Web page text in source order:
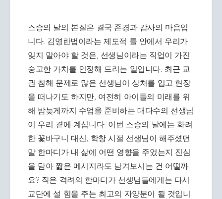
스승의 날의 본질은 결국 존경과 감사의 마음입
니다. 김영란법이라는 제도적 틀 안에서 우리가
잊지 말아야 할 것은, 선생님이라는 직업이 가진
숭고한 가치를 인정해 드리는 일입니다. 최근 교
권 침해 문제로 많은 선생님이 상처를 입고 현장
을 떠나기도 하지만, 여전히 아이들의 미래를 위
해 밤늦게까지 수업을 준비하는 대다수의 선생님
이 우리 곁에 계십니다. 이번 스승의 날에는 화려
한 꽃바구니 대신, 학창 시절 선생님이 해주셨던
말 한마디가 내 삶에 어떤 영향을 주었는지 진심
을 담아 짧은 메시지라도 남겨보시는 건 어떨까
요? 작은 격려의 한마디가 선생님들에게는 다시
교단에 설 힘을 주는 최고의 자양분이 될 것입니